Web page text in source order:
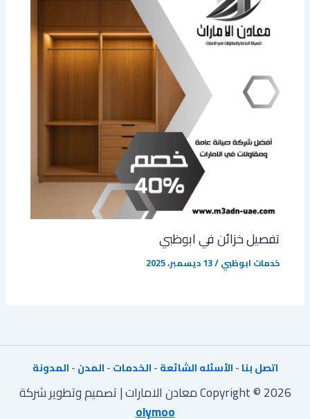
تفصيل خزائن في ابوظبي
خدمات ابوظبي/13 ديسمبر، 2025
اتصل بنا-الأسئله الشائعة-الخدمات-المدن-المدونة
Copyright © 2026 معادن الامارات | تصميم وتطوير شركة
olymoo